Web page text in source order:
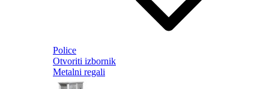
Police
Otvoriti izbornik
Metalni regali